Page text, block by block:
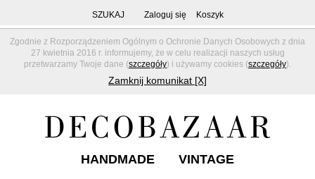
Zgodnie z Rozporządzeniem Ogólnym o Ochronie Danych Osobowych z dnia
27 kwietnia 2016 r. informujemy, że w celu realizacji naszych usług
przetwarzamy Twoje dane (szczegóły) i używamy cookies (szczegóły).
Zamknij komunikat [X]
SZUKAJ Zaloguj się Koszyk
HANDMADE VINTAGE